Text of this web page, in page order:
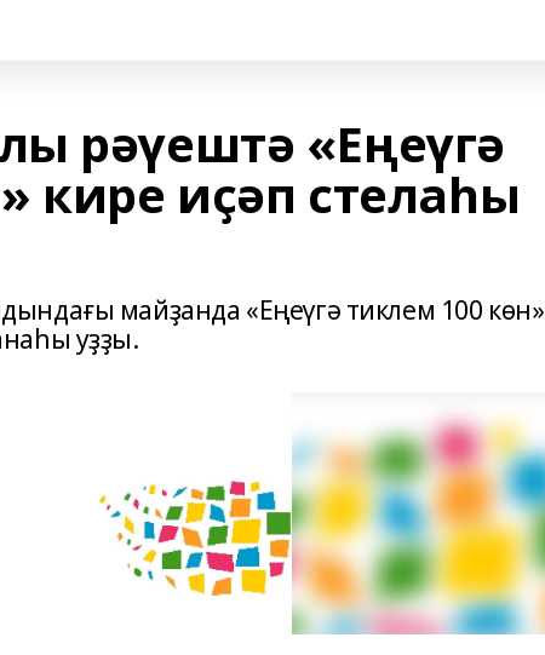
рәүештә «Еңеүгә
кире иҫәп стелаһы
майҙанда «Еңеүгә тиклем 100 көн»
уҙҙы.